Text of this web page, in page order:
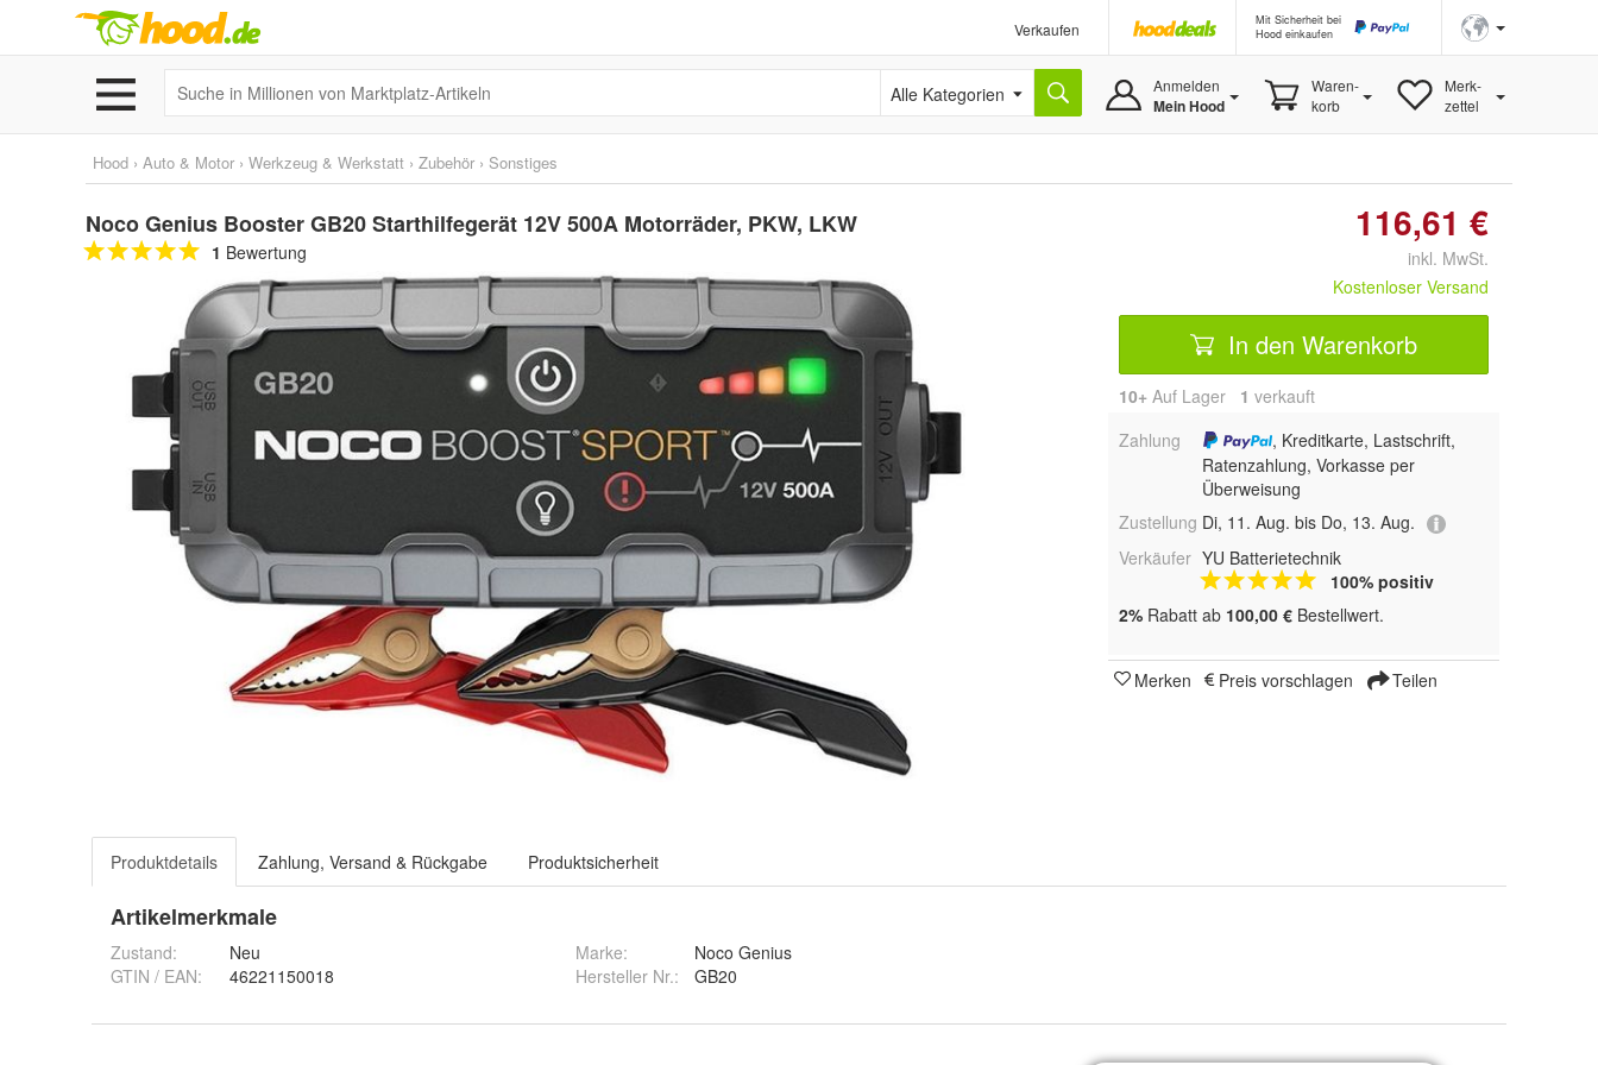
Verkaufen
Mit Sicherheit bei
Hood einkaufen
Alle Kategorien Anmelden
Mein Hood
Waren-
korb
Merk-
zettel
Hood › Auto & Motor › Werkzeug & Werkstatt › Zubehör › Sonstiges
Noco Genius Booster GB20 Starthilfegerät 12V 500A Motorräder, PKW, LKW
1 Bewertung
116,61 €
inkl. MwSt.
Kostenloser Versand
In den Warenkorb
10+ Auf Lager 1 verkauft
Zahlung
, Kreditkarte, Lastschrift,
Ratenzahlung, Vorkasse per
Überweisung
Zustellung Di, 11. Aug. bis Do, 13. Aug.
Verkäufer YU Batterietechnik
100% positiv
2% Rabatt ab 100,00 € Bestellwert.
Merken Preis vorschlagen Teilen
Produktdetails Zahlung, Versand & Rückgabe Produktsicherheit
Artikelmerkmale
Zustand:
Neu
GTIN / EAN:
46221150018
Marke:
Noco Genius
Hersteller Nr.:
GB20